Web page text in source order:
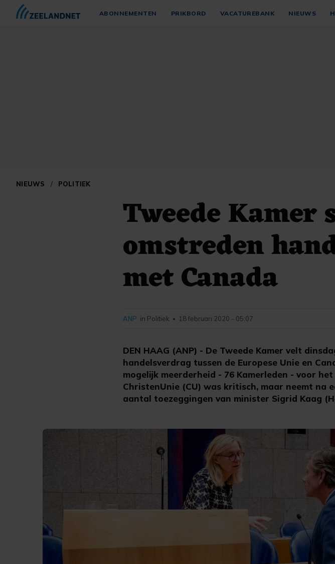
ABONNEMENTEN PRIKBORD VACATUREBANK NIEUWS
NIEUWS / POLITIEK
Tweede Kamer
omstreden
met Canada
DEN HAAG (ANP) - De Tweede Kamer velt
handelsverdrag tussen de Europese Unie en
mogelijk meerderheid - 76 Kamerleden - voor
ChristenUnie (CU) was kritisch, maar neemt na
aantal toezeggingen van minister Sigrid Kaag
ANP in Politiek • 18 februari 2020 - 05:07